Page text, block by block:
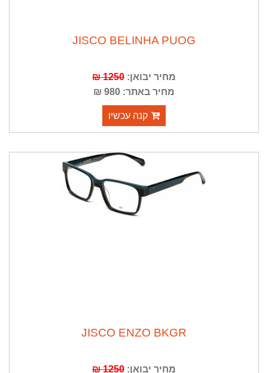
JISCO BELINHA PUOG
מחיר יבואן: 1250 ₪
מחיר באתר: 980 ₪
קנה עכשיו
JISCO ENZO BKGR
מחיר יבואן: 1250 ₪